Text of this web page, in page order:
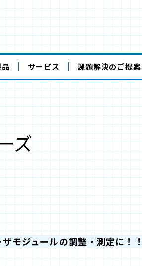
サービス 課題解決のご提案
ズ
モジュールの調整・測定に！！